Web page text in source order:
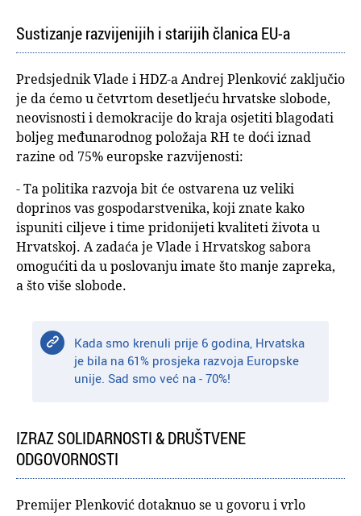
Sustizanje razvijenijih i starijih članica EU-a
Predsjednik Vlade i HDZ-a Andrej Plenković zaključio
je da ćemo u četvrtom desetljeću hrvatske slobode,
neovisnosti i demokracije do kraja osjetiti blagodati
boljeg međunarodnog položaja RH te doći iznad
razine od 75% europske razvijenosti:
- Ta politika razvoja bit će ostvarena uz veliki
doprinos vas gospodarstvenika, koji znate kako
ispuniti ciljeve i time pridonijeti kvaliteti života u
Hrvatskoj. A zadaća je Vlade i Hrvatskog sabora
omogućiti da u poslovanju imate što manje zapreka,
a što više slobode.
Kada smo krenuli prije 6 godina, Hrvatska
je bila na 61% prosjeka razvoja Europske
unije. Sad smo već na - 70%!
IZRAZ SOLIDARNOSTI & DRUŠTVENE
ODGOVORNOSTI
Premijer Plenković dotaknuo se u govoru i vrlo